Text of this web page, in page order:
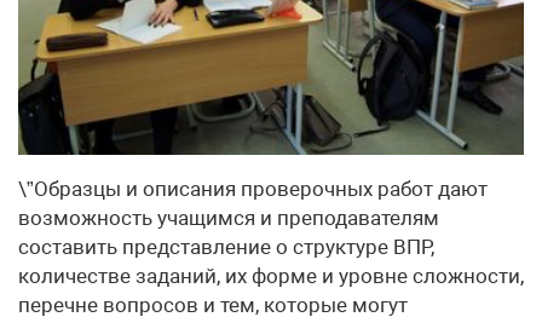
\”Образцы и описания проверочных работ дают
возможность учащимся и преподавателям
составить представление о структуре ВПР,
количестве заданий, их форме и уровне сложности,
перечне вопросов и тем, которые могут